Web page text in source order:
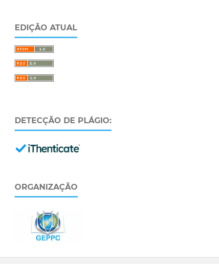
EDIÇÃO ATUAL
DETECÇÃO DE PLÁGIO:
ORGANIZAÇÃO